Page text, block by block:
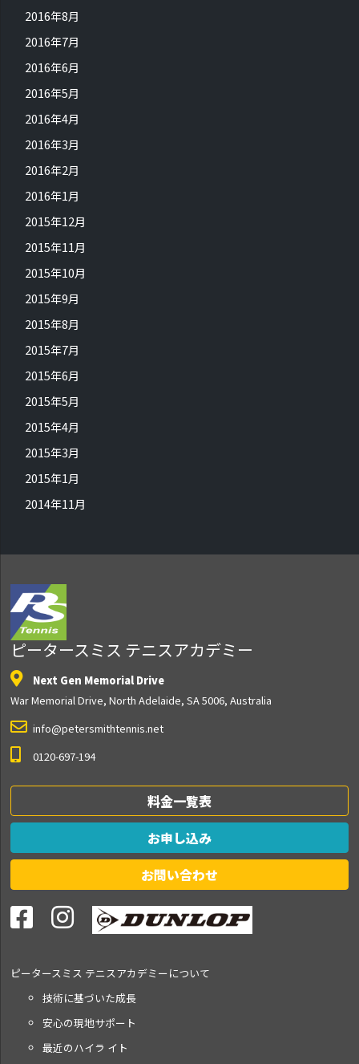
2016年8月
2016年7月
2016年6月
2016年5月
2016年4月
2016年3月
2016年2月
2016年1月
2015年12月
2015年11月
2015年10月
2015年9月
2015年8月
2015年7月
2015年6月
2015年5月
2015年4月
2015年3月
2015年1月
2014年11月
ピータースミス テニスアカデミー
Next Gen Memorial Drive
War Memorial Drive, North Adelaide, SA 5006, Australia
info@petersmithtennis.net
0120-697-194
料金一覧表
お申し込み
お問い合わせ
ピータースミス テニスアカデミーについて
技術に基づいた成長
安心の現地サポート
最近のハイラ イト